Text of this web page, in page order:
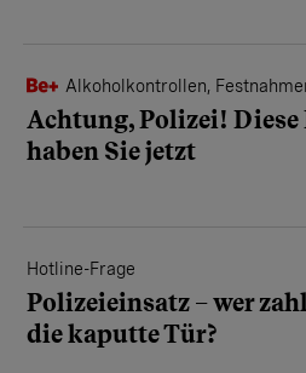
Alkoholkontrollen,
Achtung, Polizei! Diese
haben Sie jetzt
Hotline-Frage
Polizeieinsatz – wer
die kaputte Tür?